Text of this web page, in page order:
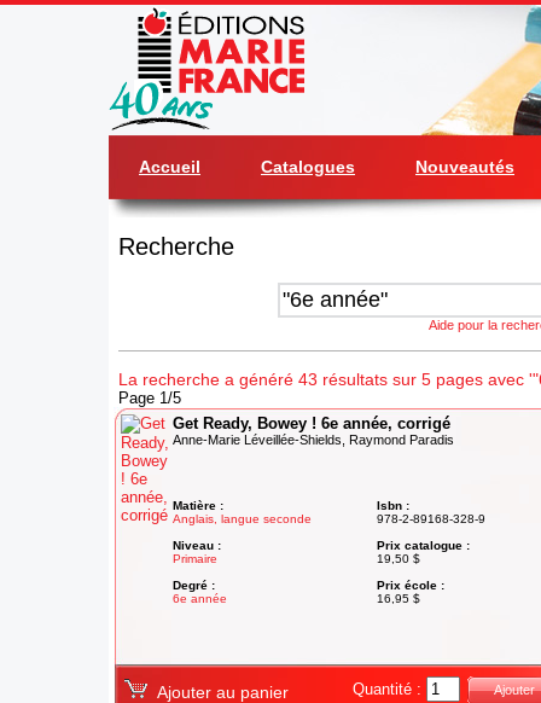
Accueil Catalogues Nouveautés
Recherche
Aide pour la
La recherche a généré 43 résultats sur 5 pages avec
Page 1/5
Get Ready, Bowey ! 6e année, corrigé
Anne-Marie Léveillée-Shields, Raymond Paradis
Matière :
Anglais, langue seconde
Niveau :
Primaire
Degré :
6e année
Isbn :
978-2-89168-328-9
Prix catalogue :
19,50 $
Prix école :
16,95 $
Ajouter au panier Quantité : Ajouter